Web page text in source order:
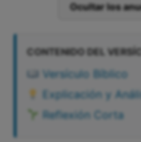
Ocultar los
CONTENIDO DEL
Versículo Bíblico
Explicación y
Reflexión Corta